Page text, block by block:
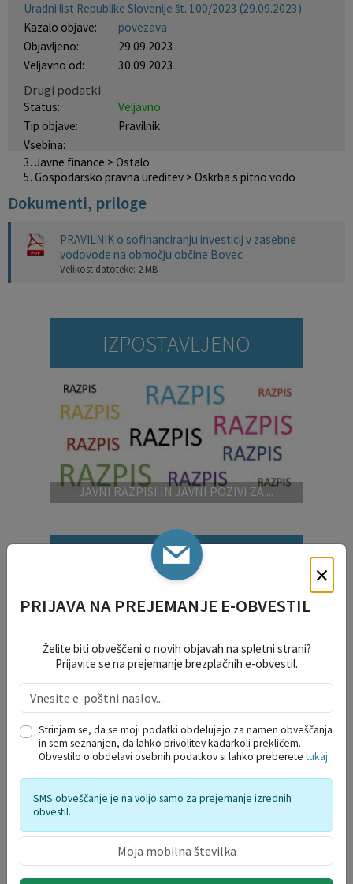
Uradni list Republike Slovenije št. 100/2023 (29.09.2023)
Kazalo objave:
povezava
Objavljeno:
29.09.2023
Veljavno od:
30.09.2023
Drugi podatki
Status:
Veljavno
Tip objave:
Pravilnik
Vsebina:
3. Javne finance > Ostalo
5. Gospodarsko pravna ureditev > Oskrba s pitno vodo
Dokumenti, priloge
PRAVILNIK o sofinanciranju investicij v zasebne
vodovode na območju občine Bovec
Velikost datoteke: 2 MB
IZPOSTAVLJENO
JAVNI RAZPISI IN JAVNI POZIVI ZA ...
VLOGE IN OBRAZCI
OKOLJE IN PROSTOR
DRUŽBENE DEJAVNOSTI
SOCIALNE DEJAVNOSTI
SPLOŠNE VLOGE
VARSTVO OSEBNIH PODATKOV
Krajevne skupnosti
Naselja v občini
Pobratene občine
Organigram
Varstvo osebnih podatkov
Strateški dokumenti
Projekti in investicije
Prostorski akti občine
Predpisi in odloki
Občinski časopis
Proračun občine
Gosp. javne službe
Osmrtnice iz regije
×
PRIJAVA NA PREJEMANJE E-OBVESTIL
Želite biti obveščeni o novih objavah na spletni strani?
Prijavite se na prejemanje brezplačnih e-obvestil.
Strinjam se, da se moji podatki obdelujejo za namen obveščanja
in sem seznanjen, da lahko privolitev kadarkoli prekličem.
Obvestilo o obdelavi osebnih podatkov si lahko preberetetukaj.
SMS obveščanje je na voljo samo za prejemanje izrednih
obvestil.